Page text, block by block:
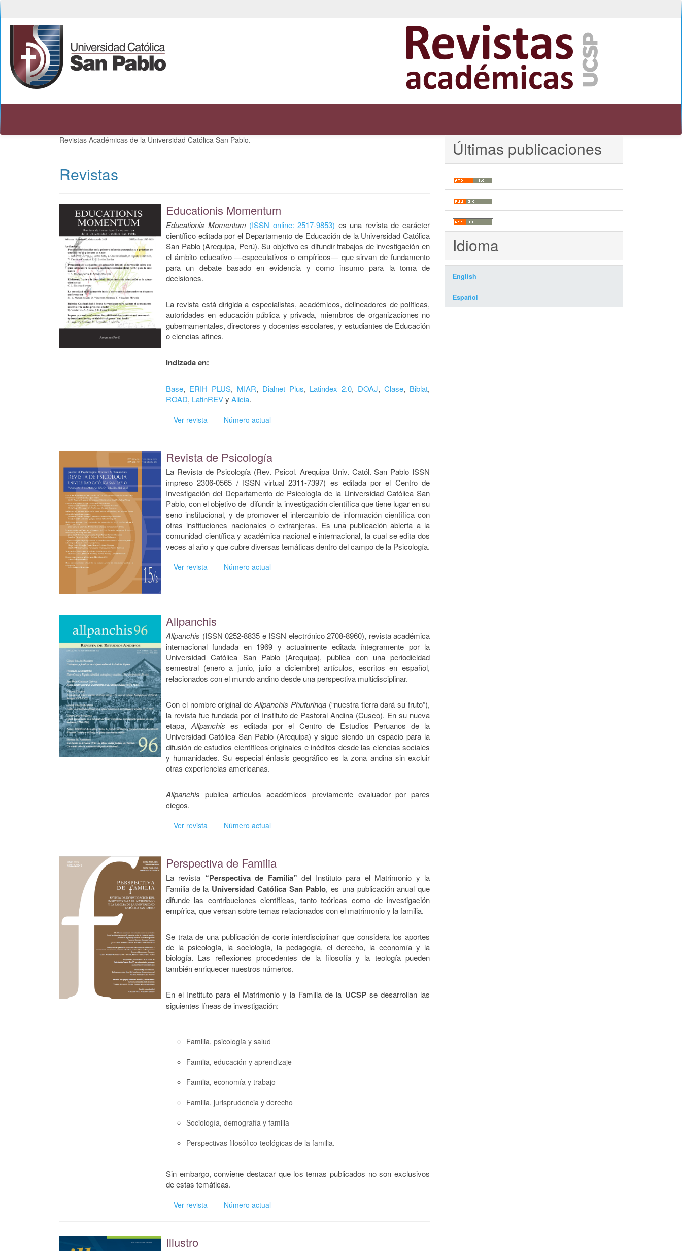
Contenido
principal
Barra
lateral
Revistas Académicas de la Universidad Católica San Pablo.
Revistas
Educationis Momentum
Educationis Momentum (ISSN online: 2517-9853) es una revista de carácter
científico editada por el Departamento de Educación de la Universidad Católica
San Pablo (Arequipa, Perú).Su objetivo es difundir trabajos de investigación en
el ámbito educativo —especulativos o empíricos— que sirvan de fundamento
para un debate basado en evidencia y como insumo para la toma de
decisiones.
La revista está dirigida a especialistas, académicos, delineadores de políticas,
autoridades en educación pública y privada, miembros de organizaciones no
gubernamentales, directores y docentes escolares, y estudiantes de Educación
o ciencias afines.
Indizada en:
Base, ERIH PLUS, MIAR, Dialnet Plus, Latindex 2.0, DOAJ,Clase, Biblat,
ROAD, LatinREVy Alicia.
Ver revista Número actual
Revista de Psicología
La Revista de Psicología (Rev. Psicol. Arequipa Univ. Catól. San Pablo ISSN
impreso 2306-0565 / ISSN virtual 2311-7397) es editada por el Centro de
Investigación del Departamento de Psicología de la Universidad Católica San
Pablo, con el objetivo de difundir la investigación científica que tiene lugar en su
seno institucional, y de promover el intercambio de información científica con
otras instituciones nacionales o extranjeras. Es una publicación abierta a la
comunidad científica y académica nacional e internacional, la cual se edita dos
veces al año y que cubre diversas temáticas dentro del campo de la Psicología.
Ver revista Número actual
Allpanchis
Allpanchis (ISSN 0252-8835 e ISSN electrónico 2708-8960), revista académica
internacional fundada en 1969 y actualmente editada íntegramente por la
Universidad Católica San Pablo (Arequipa), publica con una periodicidad
semestral (enero a junio, julio a diciembre) artículos, escritos en español,
relacionados con el mundo andino desde una perspectiva multidisciplinar.
Con el nombre original deAllpanchis Phuturinqa(“nuestra tierra dará su fruto”),
la revista fue fundada por el Instituto de Pastoral Andina (Cusco). En su nueva
etapa,Allpanchises editada por el Centro de Estudios Peruanos de la
Universidad Católica San Pablo (Arequipa) y sigue siendo un espacio para la
difusión de estudios científicos originales e inéditos desde las ciencias sociales
y humanidades. Su especial énfasis geográfico es la zona andina sin excluir
otras experiencias americanas.
Allpanchis publica artículos académicos previamente evaluador por pares
ciegos.
Ver revista Número actual
Perspectiva de Familia
La revista “Perspectiva de Familia” del Instituto para el Matrimonio y la
Familia de la Universidad Católica San Pablo, es una publicación anual que
difunde las contribuciones científicas, tanto teóricas como de investigación
empírica, que versan sobre temas relacionados con el matrimonio y la familia.
Se trata de una publicación de corte interdisciplinar que considera los aportes
de la psicología, la sociología, la pedagogía, el derecho, la economía y la
biología. Las reflexiones procedentes de la filosofía y la teología pueden
también enriquecer nuestros números.
En el Instituto para el Matrimonio y la Familia de la UCSPse desarrollan las
siguientes líneas de investigación:
Familia, psicología y salud
Familia, educación y aprendizaje
Familia, economía y trabajo
Familia, jurisprudencia y derecho
Sociología, demografía y familia
Perspectivas filosófico-teológicas de la familia.
Sin embargo, conviene destacar que los temas publicados no son exclusivos
de estas temáticas.
Ver revista Número actual
Illustro
Últimas publicaciones
Idioma
English
Español